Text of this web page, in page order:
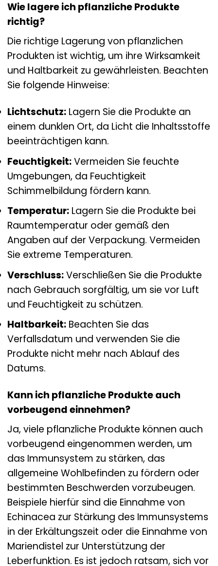
Wie lagere ich pflanzliche Produkte
richtig?
Die richtige Lagerung von pflanzlichen
Produkten ist wichtig, um ihre Wirksamkeit
und Haltbarkeit zu gewährleisten. Beachten
Sie folgende Hinweise:
Lichtschutz: Lagern Sie die Produkte an
einem dunklen Ort, da Licht die Inhaltsstoffe
beeinträchtigen kann.
Feuchtigkeit:Vermeiden Sie feuchte
Umgebungen, da Feuchtigkeit
Schimmelbildung fördern kann.
Temperatur: Lagern Sie die Produkte bei
Raumtemperatur oder gemäß den
Angaben auf der Verpackung. Vermeiden
Sie extreme Temperaturen.
Verschluss:Verschließen Sie die Produkte
nach Gebrauch sorgfältig, um sie vor Luft
und Feuchtigkeit zu schützen.
Haltbarkeit: Beachten Sie das
Verfallsdatum und verwenden Sie die
Produkte nicht mehr nach Ablauf des
Datums.
Kann ich pflanzliche Produkte auch
vorbeugend einnehmen?
Ja, viele pflanzliche Produkte können auch
vorbeugend eingenommen werden, um
das Immunsystem zu stärken, das
allgemeine Wohlbefinden zu fördern oder
bestimmten Beschwerden vorzubeugen.
Beispiele hierfür sind die Einnahme von
Echinacea zur Stärkung des Immunsystems
in der Erkältungszeit oder die Einnahme von
Mariendistel zur Unterstützung der
Leberfunktion. Es ist jedoch ratsam, sich vor